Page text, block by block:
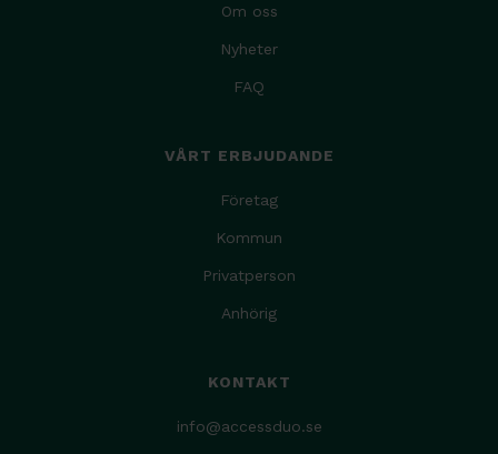
Om oss
Nyheter
FAQ
VÅRT ERBJUDANDE
Företag
Kommun
Privatperson
Anhörig
KONTAKT
info@accessduo.se